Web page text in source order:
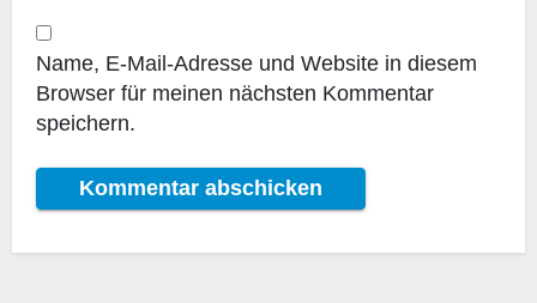
Name, E-Mail-Adresse und Website in diesem
Browser für meinen nächsten Kommentar
speichern.